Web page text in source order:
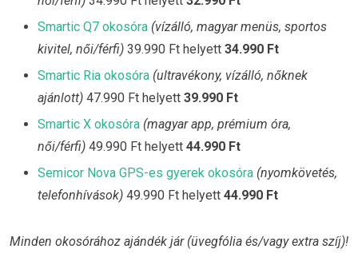
Smartic Q7 okosóra (vízálló, magyar menüs, sportos
kivitel, női/férfi) 39.990 Ft helyett 34.990 Ft
Smartic Ria okosóra (ultravékony, vízálló, nőknek
ajánlott) 47.990 Ft helyett 39.990 Ft
Smartic X okosóra (magyar app, prémium óra,
női/férfi) 49.990 Ft helyett 44.990 Ft
Semicor Nova GPS-es gyerek okosóra (nyomkövetés,
telefonhívások) 49.990 Ft helyett 44.990 Ft
Minden okosórához ajándék jár (üvegfólia és/vagy extra szíj)!